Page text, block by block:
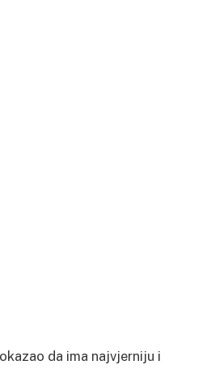
da ima najvjerniju i